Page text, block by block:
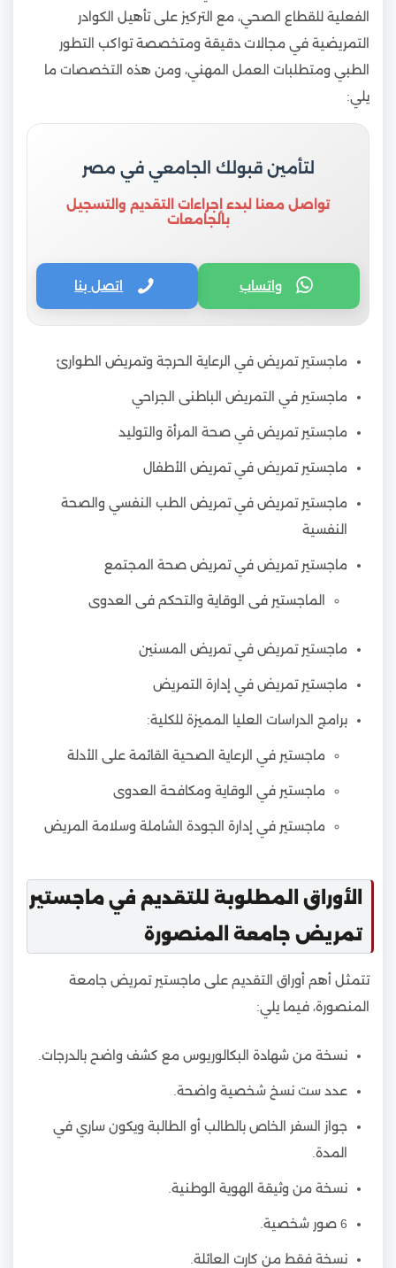
الفعلية للقطاع الصحي، مع التركيز على تأهيل الكوادر
التمريضية في مجالات دقيقة ومتخصصة تواكب التطور
الطبي ومتطلبات العمل المهني، ومن هذه التخصصات ما
يلي:
لتأمين قبولك الجامعي في مصر
تواصل معنا لبدء إجراءات التقديم والتسجيل
بالجامعات
واتساب اتصل بنا
ماجستير تمريض في الرعاية الحرجة وتمريض الطوارئ
ماجستير في التمريض الباطنى الجراحي
ماجستير تمريض في صحة المرأة والتوليد
ماجستير تمريض في تمريض الأطفال
ماجستير تمريض في تمريض الطب النفسي والصحة
النفسية
ماجستير تمريض في تمريض صحة المجتمع
الماجستير فى الوقاية والتحكم فى العدوى
ماجستير تمريض في تمريض المسنين
ماجستير تمريض في إدارة التمريض
برامج الدراسات العليا المميزة للكلية:
ماجستير في الرعاية الصحية القائمة على الأدلة
ماجستير في الوقاية ومكافحة العدوى
ماجستير في إدارة الجودة الشاملة وسلامة المريض
الأوراق المطلوبة للتقديم في ماجستير
تمريض جامعة المنصورة
تتمثل أهم أوراق التقديم على ماجستير تمريض جامعة
المنصورة، فيما يلي:
نسخة من شهادة البكالوريوس مع كشف واضح بالدرجات.
عدد ست نسخ شخصية واضحة.
جواز السفر الخاص بالطالب أو الطالبة ويكون ساري في
المدة.
نسخة من وثيقة الهوية الوطنية.
6 صور شخصية.
نسخة فقط من كارت العائلة.